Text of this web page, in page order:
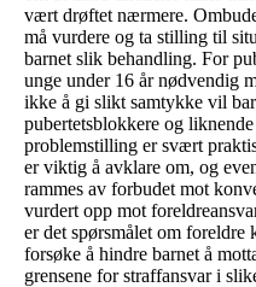
vært drøftet nærmere.
må vurdere og ta stilling til
barnet slik behandling. For
unge under 16 år nødvendig
ikke å gi slikt samtykke vil
pubertetsblokkere og
problemstilling er svært
er viktig å avklare om, og
rammes av forbudet mot
vurdert opp mot
er det spørsmålet om foreldre
forsøke å hindre barnet å
grensene for straffansvar i